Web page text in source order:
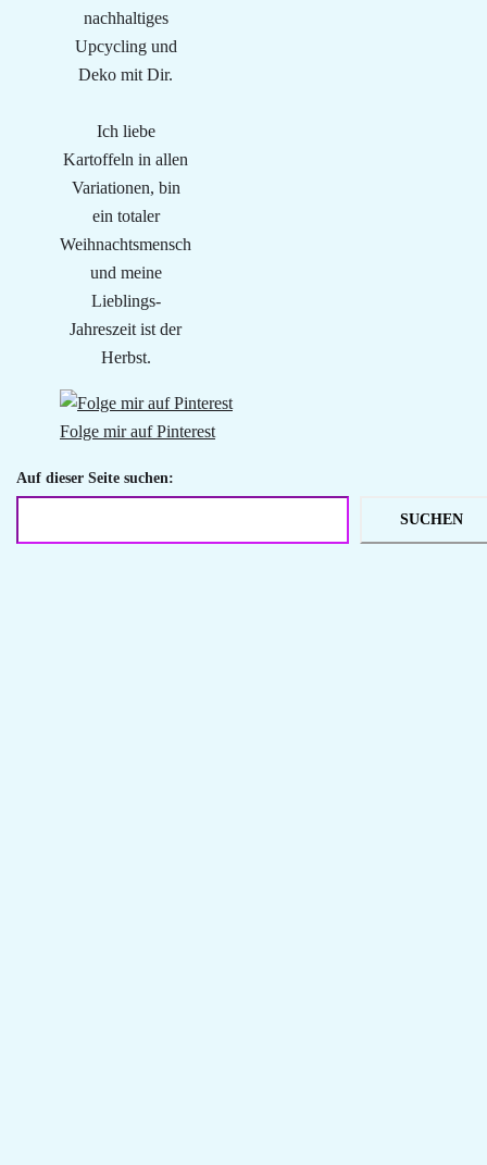
nachhaltiges
Upcycling und
Deko mit Dir.
Ich liebe
Kartoffeln in allen
Variationen, bin
ein totaler
Weihnachtsmensch
und meine
Lieblings-
Jahreszeit ist der
Herbst.
Folge mir auf Pinterest
Auf dieser Seite suchen:
SUCHEN